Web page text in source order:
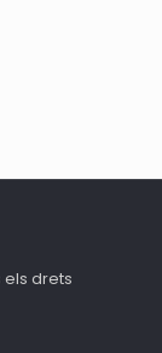
els drets